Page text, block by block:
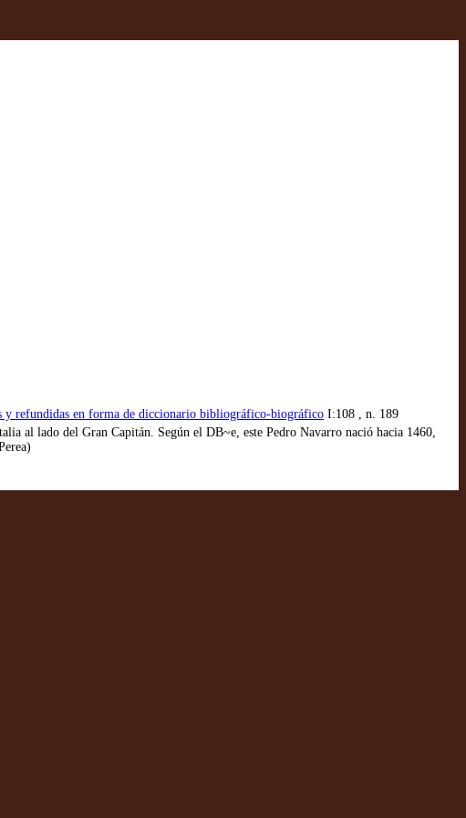
y refundidas en forma de diccionario bibliográfico-biográfico I:108 , n. 189
al lado del Gran Capitán. Según el DB~e, este Pedro Navarro nació hacia 1460,